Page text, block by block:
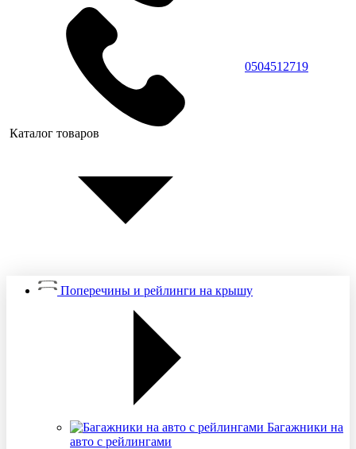
0504512719
Каталог товаров
Поперечины и рейлинги на крышу
Багажники на
авто с рейлингами